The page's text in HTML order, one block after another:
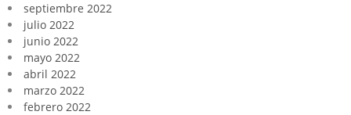
septiembre 2022
julio 2022
junio 2022
mayo 2022
abril 2022
marzo 2022
febrero 2022